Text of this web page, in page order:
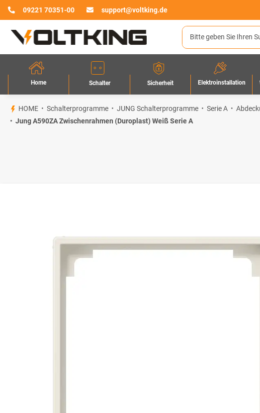
09221 70351-00 support@voltking.de
Home Schalter Sicherheit Elektroinstallation
HOME Schalterprogramme JUNG Schalterprogramme Serie A
Jung A590ZA Zwischenrahmen (Duroplast) Weiß Serie A